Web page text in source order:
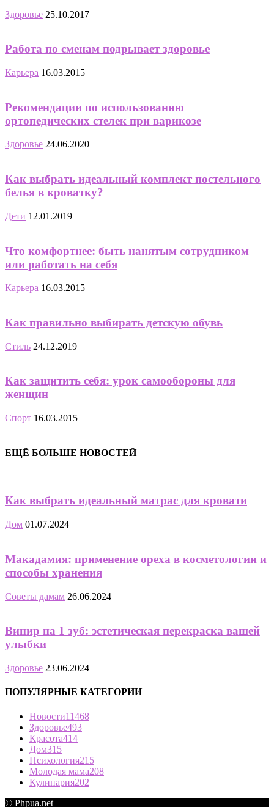
Здоровье 25.10.2017
Работа по сменам подрывает здоровье
Карьера 16.03.2015
Рекомендации по использованию
ортопедических стелек при варикозе
Здоровье 24.06.2020
Как выбрать идеальный комплект постельного
белья в кроватку?
Дети 12.01.2019
Что комфортнее: быть нанятым сотрудником
или работать на себя
Карьера 16.03.2015
Как правильно выбирать детскую обувь
Стиль 24.12.2019
Как защитить себя: урок самообороны для
женщин
Спорт 16.03.2015
ЕЩЁ БОЛЬШЕ НОВОСТЕЙ
Как выбрать идеальный матрас для кровати
Дом 01.07.2024
Макадамия: применение ореха в косметологии и
способы хранения
Советы дамам 26.06.2024
Винир на 1 зуб: эстетическая перекраска вашей
улыбки
Здоровье 23.06.2024
ПОПУЛЯРНЫЕ КАТЕГОРИИ
Новости11468
Здоровье493
Красота414
Дом315
Психология215
Молодая мама208
Кулинария202
© Phpua.net